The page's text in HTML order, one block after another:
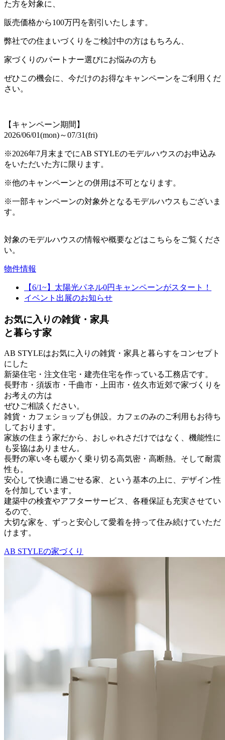
た方を対象に、
販売価格から100万円を割引いたします。
弊社での住まいづくりをご検討中の方はもちろん、
家づくりのパートナー選びにお悩みの方も
ぜひこの機会に、今だけのお得なキャンペーンをご利用くだ
さい。
【キャンペーン期間】
2026/06/01(mon)～07/31(fri)
※2026年7月末までにAB STYLEのモデルハウスのお申込み
をいただいた方に限ります。
※他のキャンペーンとの併用は不可となります。
※一部キャンペーンの対象外となるモデルハウスもございま
す。
対象のモデルハウスの情報や概要などはこちらをご覧くださ
い。
物件情報
【6/1~】太陽光パネル0円キャンペーンがスタート！
イベント出展のお知らせ
お気に入りの雑貨・家具
と暮らす家
AB STYLEはお気に入りの雑貨・家具と暮らすをコンセプト
にした
新築住宅・注文住宅・建売住宅を作っている工務店です。
長野市・須坂市・千曲市・上田市・佐久市近郊で家づくりを
お考えの方は
ぜひご相談ください。
雑貨・カフェショップも併設。カフェのみのご利用もお待ち
しております。
家族の住まう家だから、おしゃれさだけではなく、機能性に
も妥協はありません。
長野の寒い冬も暖かく乗り切る高気密・高断熱。そして耐震
性も。
安心して快適に過ごせる家、という基本の上に、デザイン性
を付加しています。
建築中の検査やアフターサービス、各種保証も充実させてい
るので、
大切な家を、ずっと安心して愛着を持って住み続けていただ
けます。
AB STYLEの家づくり